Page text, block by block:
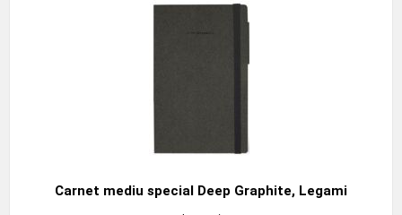
Carnet mediu special Deep Graphite, Legami